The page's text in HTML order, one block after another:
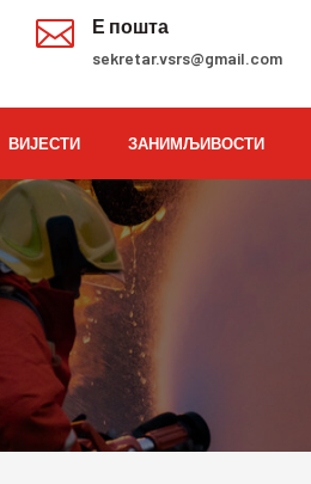
 Е пошта
sekretar.vsrs@gmail.com
ВИЈЕСТИ ЗАНИМЉИВОСТИ